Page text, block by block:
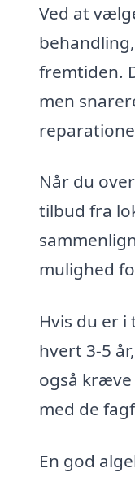
Ved at
fremtiden.
men
Når du
tilbud fra
mulighed
Hvis du er
hvert 3-5
også
med de
En god